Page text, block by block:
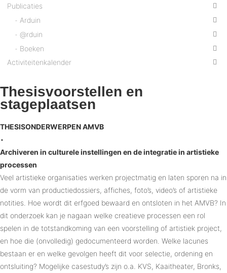
Publicaties
Arduin
@rduin
Boeken
Activiteitenkalender
Thesisvoorstellen en
stageplaatsen
THESISONDERWERPEN AMVB
•
Archiveren in culturele instellingen en de integratie in artistieke
processen
Veel artistieke organisaties werken projectmatig en laten sporen na in
de vorm van productiedossiers, affiches, foto’s, video’s of artistieke
notities. Hoe wordt dit erfgoed bewaard en ontsloten in het AMVB? In
dit onderzoek kan je nagaan welke creatieve processen een rol
spelen in de totstandkoming van een voorstelling of artistiek project,
en hoe die (onvolledig) gedocumenteerd worden. Welke lacunes
bestaan er en welke gevolgen heeft dit voor selectie, ordening en
ontsluiting? Mogelijke casestudy’s zijn o.a. KVS, Kaaitheater, Bronks,